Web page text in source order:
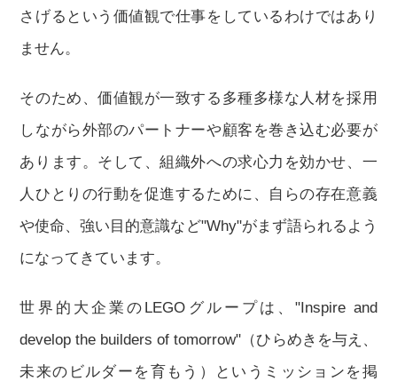
さげるという価値観で仕事をしているわけではあり
ません。
そのため、価値観が一致する多種多様な人材を採用
しながら外部のパートナーや顧客を巻き込む必要が
あります。そして、組織外への求心力を効かせ、一
人ひとりの行動を促進するために、自らの存在意義
や使命、強い目的意識など"Why"がまず語られるよう
になってきています。
世界的大企業のLEGOグループは、"Inspire and
develop the builders of tomorrow"（ひらめきを与え、
未来のビルダーを育もう）というミッションを掲